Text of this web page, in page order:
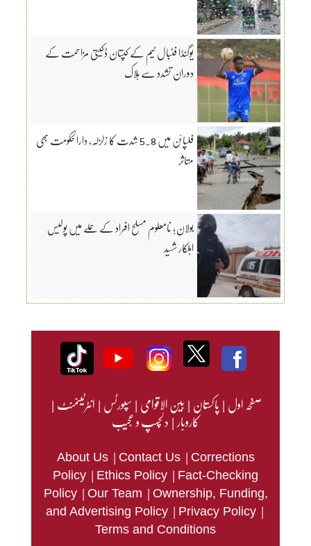
یوگنڈا فٹبال ٹیم کے کپتان ڈکیتی مزاحمت کے
دوران تشدد سے ہلاک
فلپائن میں 5.8 شدت کا زلزلہ، دارالحکومت بھی
متاثر
بولان؛ نامعلوم مسلح افراد کے حملے میں پولیس
اہلکار شہید
صفحہ اول|پاکستان|بین الاقوامی|سپورٹس|انٹرٹینمنٹ|
کاروبار|دلچسپ و عجیب
About Us | Contact Us | Corrections
Policy | Ethics Policy | Fact-Checking
Policy | Our Team | Ownership, Funding,
and Advertising Policy | Privacy Policy |
Terms and Conditions